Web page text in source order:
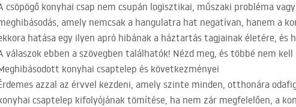
és
csöpögő konyhai csap nem csupán logisztikai, műszaki probléma
amely nemcsak a hangulatra hat negatívan, hanem a
hatása egy ilyen apró hibának a háztartás tagjainak életére,
válaszok ebben a szövegben találhatók! Nézd meg, és többé nem
konyhai csaptelep és következményei
azzal az érvvel kezdeni, amely szinte minden, otthonára
csaptelep kifolyójának tömítése, ha nem zár megfelelően, a